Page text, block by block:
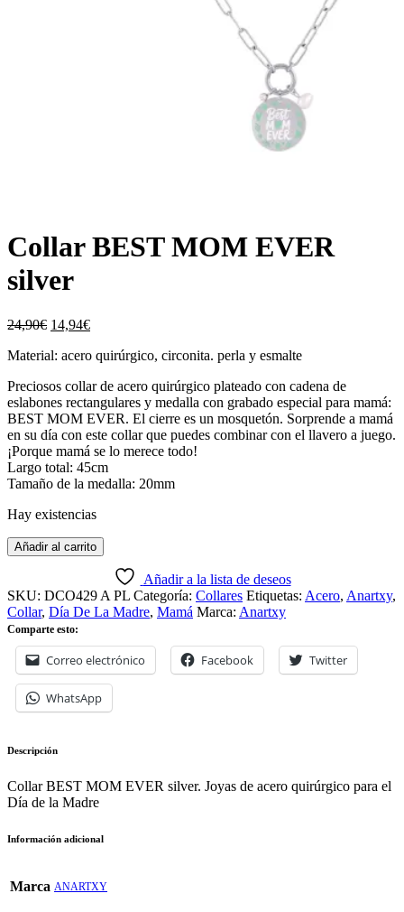
Collar BEST MOM EVER
silver
24,90€ El
original
24,90€.
14,94€El
actual
14,94€.
Material: acero quirúrgico, circonita. perla y esmalte
Preciosos collar de acero quirúrgico plateado con cadena de
eslabones rectangulares y medalla con grabado especial para mamá:
BEST MOM EVER. El cierre es un mosquetón. Sorprende a mamá
en su día con este collar que puedes combinar con el llavero a juego.
¡Porque mamá se lo merece todo!
Largo total: 45cm
Tamaño de la medalla: 20mm
Hay existencias
Añadir al carrito
Añadir a la lista de deseos
SKU: DCO429 A PL Categoría: Collares Etiquetas: Acero, Anartxy,
Collar, Día De La Madre, Mamá Marca: Anartxy
Comparte esto:
Correo electrónico Facebook Twitter
WhatsApp
Descripción
Collar BEST MOM EVER silver. Joyas de acero quirúrgico para el
Día de la Madre
Información adicional
Marca ANARTXY